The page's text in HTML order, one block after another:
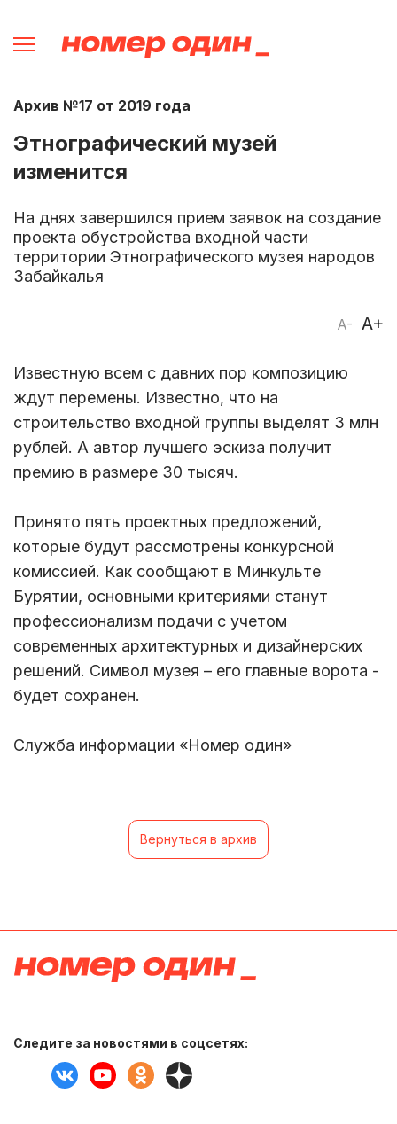
Архив №17 от 2019 года
Этнографический музей
изменится
На днях завершился прием заявок на создание
проекта обустройства входной части
территории Этнографического музея народов
Забайкалья
A- A+
Известную всем с давних пор композицию
ждут перемены. Известно, что на
строительство входной группы выделят 3 млн
рублей. А автор лучшего эскиза получит
премию в размере 30 тысяч.
Принято пять проектных предложений,
которые будут рассмотрены конкурсной
комиссией. Как сообщают в Минкульте
Бурятии, основными критериями станут
профессионализм подачи с учетом
современных архитектурных и дизайнерских
решений. Символ музея – его главные ворота -
будет сохранен.
Служба информации «Номер один»
Вернуться в архив
Следите за новостями в соцсетях: